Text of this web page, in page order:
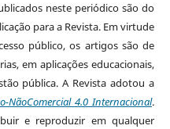
neste periódico são do
para a Revista. Em virtude
público, os artigos são de
em aplicações educacionais,
pública. A Revista adotou a
NãoComercial 4.0 Internacional.
e reproduzir em qualquer